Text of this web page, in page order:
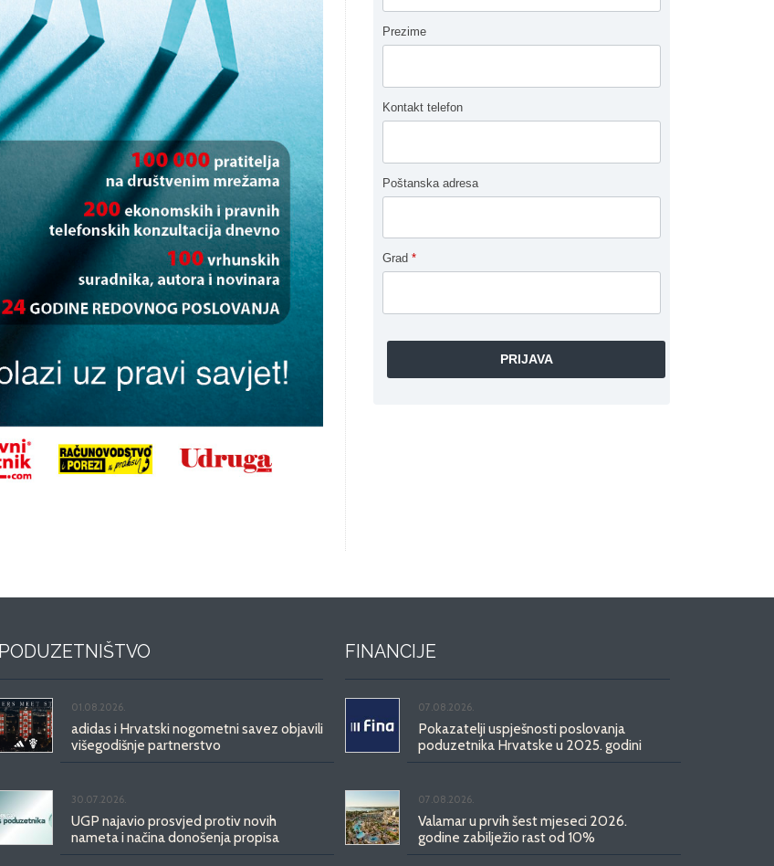
Prezime
Kontakt telefon
Poštanska adresa
Grad *
PODUZETNIŠTVO
01.08.2026.
adidas i Hrvatski nogometni savez objavili
višegodišnje partnerstvo
30.07.2026.
UGP najavio prosvjed protiv novih
nameta i načina donošenja propisa
FINANCIJE
07.08.2026.
Pokazatelji uspješnosti poslovanja
poduzetnika Hrvatske u 2025. godini
07.08.2026.
Valamar u prvih šest mjeseci 2026.
godine zabilježio rast od 10%